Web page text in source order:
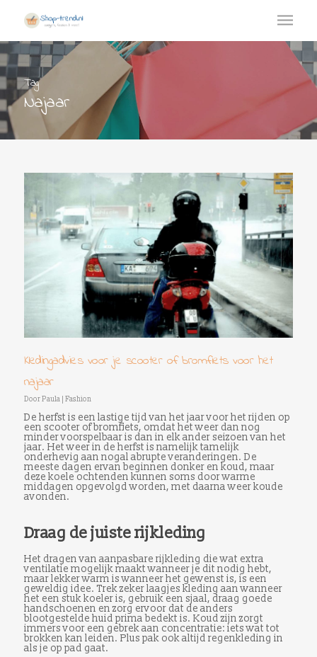
Tag
Najaar
Kledingadvies voor je scooter of bromfiets voor het
najaar
Door Paula Fashion
De herfst is een lastige tijd van het jaar voor het rijden op
een scooter of bromfiets, omdat het weer dan nog
minder voorspelbaar is dan in elk ander seizoen van het
jaar. Het weer in de herfst is namelijk tamelijk
onderhevig aan nogal abrupte veranderingen. De
meeste dagen ervan beginnen donker en koud, maar
deze koele ochtenden kunnen soms door warme
middagen opgevolgd worden, met daarna weer koude
avonden.
Draag de juiste rijkleding
Het dragen van aanpasbare rijkleding die wat extra
ventilatie mogelijk maakt wanneer je dit nodig hebt,
maar lekker warm is wanneer het gewenst is, is een
geweldig idee.Trek zeker laagjes kleding aan wanneer
het een stuk koeler is, gebruik een sjaal, draag goede
handschoenen en zorg ervoor dat de anders
blootgestelde huid prima bedekt is. Koud zijn zorgt
immers voor een gebrek aan concentratie: iets wat tot
brokken kan leiden. Plus pak ook altijd regenkleding in
als je op pad gaat.